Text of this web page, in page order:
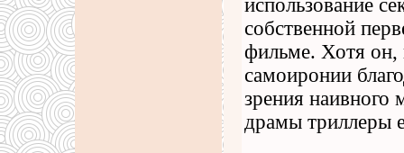
использование
собственной
фильме. Хотя он,
самоиронии
зрения наивного
драмы триллеры